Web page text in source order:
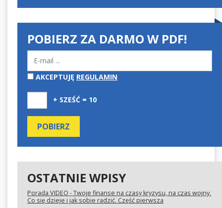
POBIERZ ZA DARMO W PDF!
AKCEPTUJĘ REGULAMIN
+ SZEŚĆ = 10
OSTATNIE WPISY
Porada VIDEO - Twoje finanse na czasy kryzysu, na czas wojny.
Co się dzieje i jak sobie radzić. Część pierwsza